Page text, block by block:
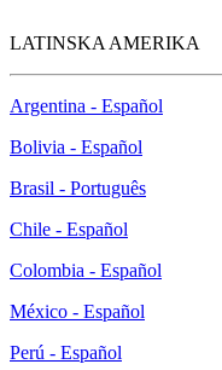
LATINSKA AMERIKA
Argentina - Español
Bolivia - Español
Brasil - Português
Chile - Español
Colombia - Español
México - Español
Perú - Español